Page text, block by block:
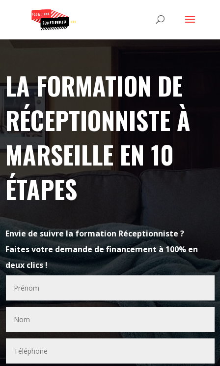
LA FORMATION DE
RÉCEPTIONNISTE À
MARSEILLE EN 10
ÉTAPES
Envie de suivre la formation Réceptionniste ?
Faites votre demande de financement à 100% en
deux clics !